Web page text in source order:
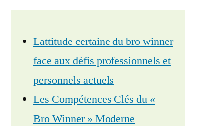
Lattitude certaine du bro winner
face aux défis professionnels et
personnels actuels
Les Compétences Clés du «
Bro Winner » Moderne